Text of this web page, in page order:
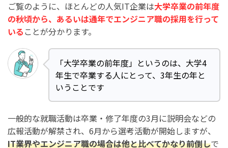
ご覧のように、ほとんどの人気IT企業は大学卒業の前年度
の秋頃から、あるいは通年でエンジニア職の採用を行って
いる ことが分かります。
「大学卒業の前年度」というのは、大学4
年生で卒業する人にとって、3年生の年と
いうことです
一般的な就職活動は卒業・修了年度の3月に説明会などの
広報活動が解禁され、6月から選考活動が開始しますが、
IT業界やエンジニア職の場合は他と比べてかなり前倒しで